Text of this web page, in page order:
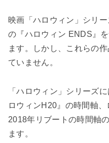
映画「ハロウィン」シリ
の『ハロウィン ENDS』
ます。しかし、これらの
ていません。
「ハロウィン」シリーズ
ロウィンH20』の時間軸、
2018年リブートの時間軸
ます。